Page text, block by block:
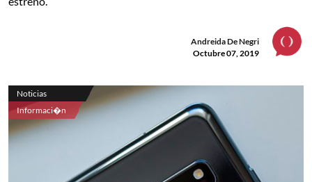
Andreida De Negri
Octubre 07, 2019
Noticias
Informaci�n